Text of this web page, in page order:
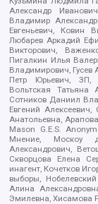
Александр
Владимир
Евгеньевич, Ковин
Любарев Аркадий
Викторович,
Пигалкин Илья
Владимирович, Гусев
Петр Юрьевич,
Вольтская Татьяна
Сотников Даниил
Евгений
Анатольевна,
Mason G.E.S.
Мнение, Москоу
Александрович,
Скворцова Елена
инагент, Кочетков
выборы,
Алина
Эмилевна, Хисамова